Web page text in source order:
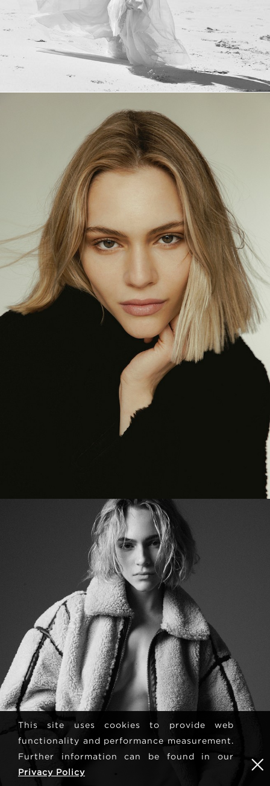
This site uses cookies to provide web
functionality and performance measurement.
Further information can be found in our
Privacy Policy